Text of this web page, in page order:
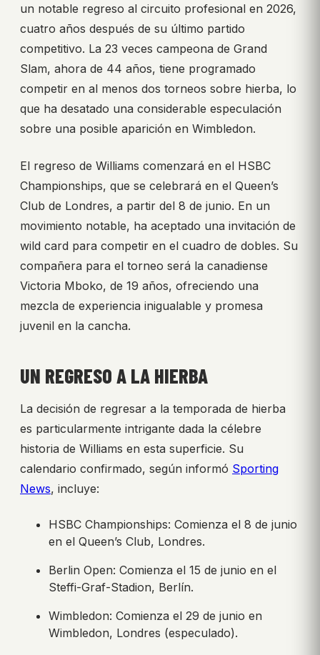
un notable regreso al circuito profesional en 2026,
cuatro años después de su último partido
competitivo. La 23 veces campeona de Grand
Slam, ahora de 44 años, tiene programado
competir en al menos dos torneos sobre hierba, lo
que ha desatado una considerable especulación
sobre una posible aparición en Wimbledon.
El regreso de Williams comenzará en el HSBC
Championships, que se celebrará en el Queen’s
Club de Londres, a partir del 8 de junio. En un
movimiento notable, ha aceptado una invitación de
wild card para competir en el cuadro de dobles. Su
compañera para el torneo será la canadiense
Victoria Mboko, de 19 años, ofreciendo una
mezcla de experiencia inigualable y promesa
juvenil en la cancha.
UN REGRESO A LA HIERBA
La decisión de regresar a la temporada de hierba
es particularmente intrigante dada la célebre
historia de Williams en esta superficie. Su
calendario confirmado, según informó Sporting
News, incluye:
HSBC Championships: Comienza el 8 de junio
en el Queen’s Club, Londres.
Berlin Open: Comienza el 15 de junio en el
Steffi-Graf-Stadion, Berlín.
Wimbledon: Comienza el 29 de junio en
Wimbledon, Londres (especulado).